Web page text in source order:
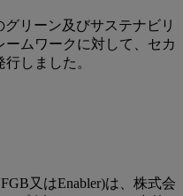
リーン及びサステナビリ
ムワークに対して、セカ
しました。
又はEnabler)は、株式会